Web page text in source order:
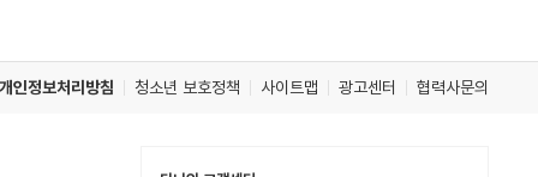
개인정보처리방침 청소년 보호정책 사이트맵 광고센터 협력사문의